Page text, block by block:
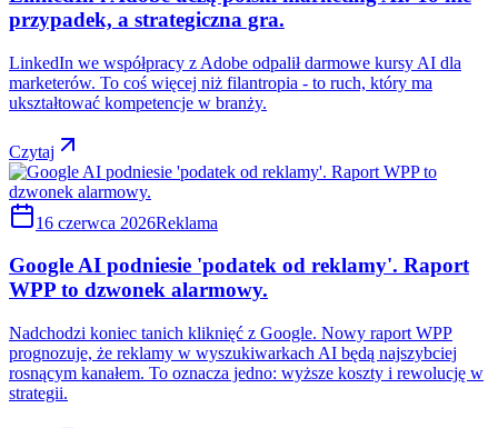
przypadek, a strategiczna gra.
LinkedIn we współpracy z Adobe odpalił darmowe kursy AI dla
marketerów. To coś więcej niż filantropia - to ruch, który ma
ukształtować kompetencje w branży.
Czytaj
16 czerwca 2026Reklama
Google AI podniesie 'podatek od reklamy'. Raport
WPP to dzwonek alarmowy.
Nadchodzi koniec tanich kliknięć z Google. Nowy raport WPP
prognozuje, że reklamy w wyszukiwarkach AI będą najszybciej
rosnącym kanałem. To oznacza jedno: wyższe koszty i rewolucję w
strategii.